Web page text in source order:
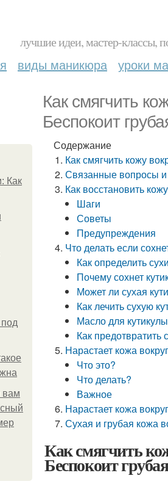
лучшие идеи, мастер-классы,
виды маникюра уроки
Как смягчить
Беспокоит
Как
вам
Содержание
Как смягчить кожу
Связанные вопросы и
Как восстановить
Шаги
Советы
Предупреждения
Что делать если
Как определить
Почему сохнет
Может ли сухая
Как лечить сухую
Масло для кутикулы
Как предотвратить
Нарастает кожа
Что это?
Что делать?
Важное
Нарастает кожа
Сухая и грубая кожа
Как смягчить
Беспокоит